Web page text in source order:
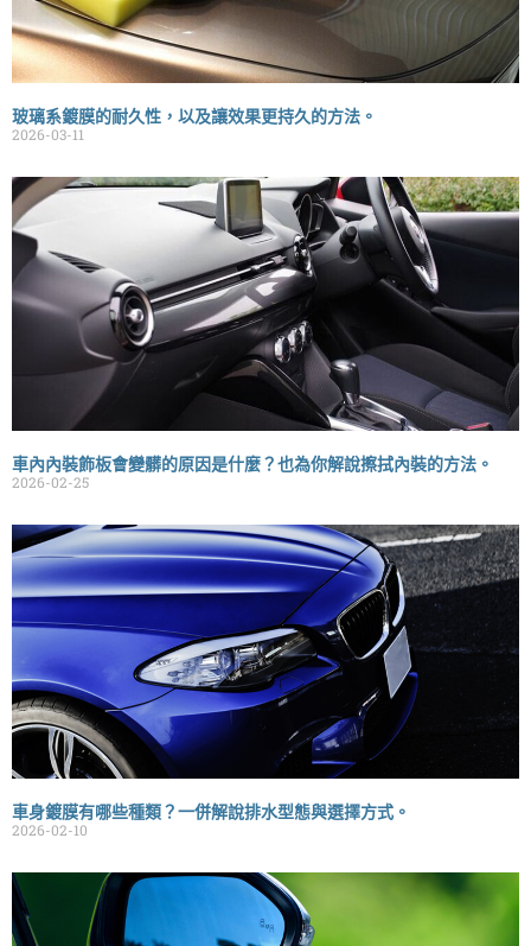
玻璃系鍍膜的耐久性，以及讓效果更持久的方法。
2026-03-11
車內內裝飾板會變髒的原因是什麼？也為你解說擦拭內裝的方法。
2026-02-25
車身鍍膜有哪些種類？一併解說排水型態與選擇方式。
2026-02-10